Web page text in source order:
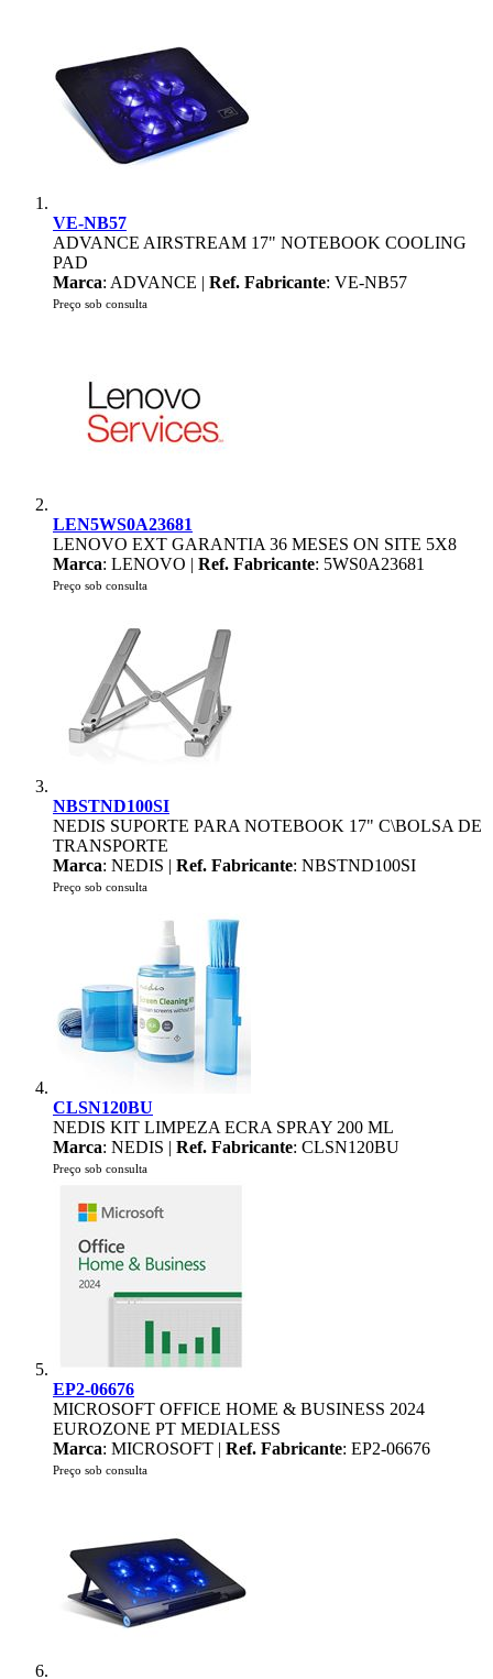
VE-NB57
ADVANCE AIRSTREAM 17" NOTEBOOK COOLING
PAD
Marca: ADVANCE | Ref. Fabricante: VE-NB57
Preço sob consulta
LEN5WS0A23681
LENOVO EXT GARANTIA 36 MESES ON SITE 5X8
Marca: LENOVO | Ref. Fabricante: 5WS0A23681
Preço sob consulta
NBSTND100SI
NEDIS SUPORTE PARA NOTEBOOK 17" C\BOLSA DE
TRANSPORTE
Marca: NEDIS | Ref. Fabricante: NBSTND100SI
Preço sob consulta
CLSN120BU
NEDIS KIT LIMPEZA ECRA SPRAY 200 ML
Marca: NEDIS | Ref. Fabricante: CLSN120BU
Preço sob consulta
EP2-06676
MICROSOFT OFFICE HOME & BUSINESS 2024
EUROZONE PT MEDIALESS
Marca: MICROSOFT | Ref. Fabricante: EP2-06676
Preço sob consulta